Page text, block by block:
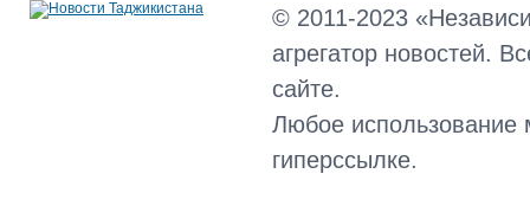
© 2011-2023
агрегатор новостей.
сайте.
Любое использование
гиперссылке.